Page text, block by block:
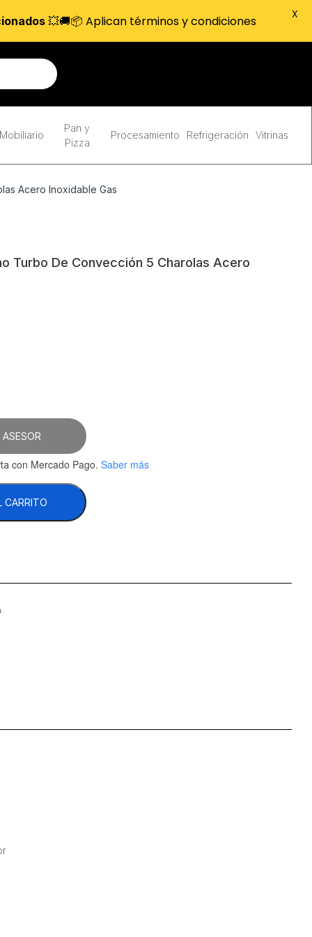
Mobiliario
Pan y
Pizza
Procesamiento Refrigeración Vitrinas
Acero Inoxidable Gas
Turbo De Convección 5 Charolas Acero
con Mercado Pago. Saber más
CARRITO
💥🚚📦 Aplican términos y condiciones X